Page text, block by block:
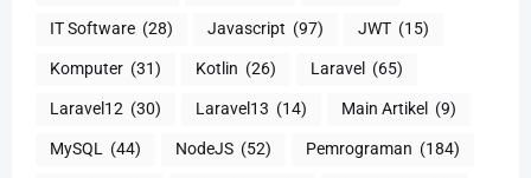
IT Software (28) Javascript (97) JWT (15)
Komputer (31) Kotlin (26) Laravel (65)
Laravel12 (30) Laravel13 (14) Main Artikel (9)
MySQL (44) NodeJS (52) Pemrograman (184)